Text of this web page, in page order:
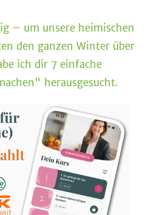
– um unsere heimischen
den ganzen Winter über
ich dir 7 einfache
herausgesucht.